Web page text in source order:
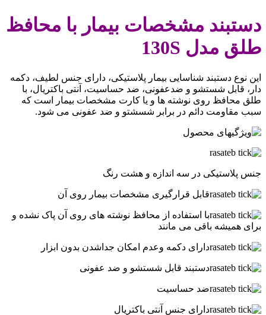
دستبند مشخصات بیمار با محافظ
طلق مدل 130S
این نوع دستبند شناسایی بیمار پلاستیکی، دارای جنس لطیف، دکمه
دار، قابل شستشو و ضدعفونی، ضد حساسیت، آنتی باکتریال، با
طلق محافظ روی نوشته ها و یا کارت مشخصات بیمار است که
سبب مقاومت دائم در برابر شسشتو و ضد عفونی می شود.
جنس پلاستیکی در سه اندازه و هشت رنگ
قابل قرارگیری مشخصات بیمار روی آن
با استفاده از محافظ نوشته های روی آن پاک نشده و
برای همیشه باقی می مانند
دارای دکمه وعدم امکان جداشدن بدون ابزار
دستبند قابل شستشو و ضد عفونی
ضد حساسیت
دارای جنس آنتی باکتریال